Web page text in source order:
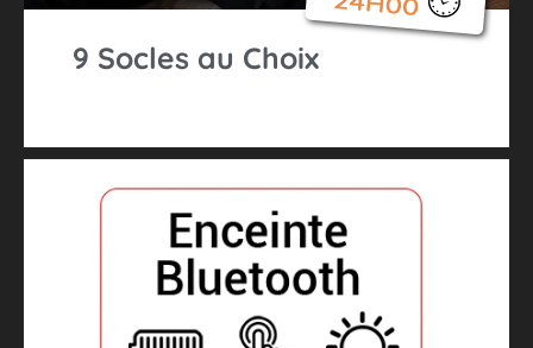
9 Socles au Choix